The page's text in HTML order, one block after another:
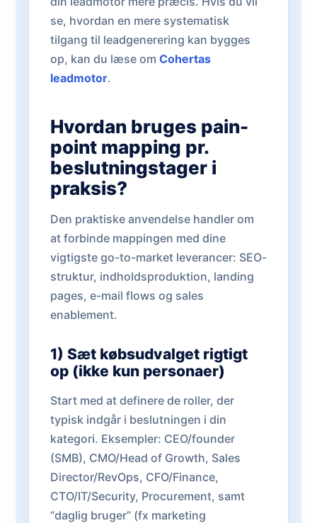
se, hvordan en mere systematisk
tilgang til leadgenerering kan bygges
op, kan du læse om Cohertas
leadmotor.
Hvordan bruges pain-
point mapping pr.
beslutningstager i
praksis?
Den praktiske anvendelse handler om
at forbinde mappingen med dine
vigtigste go-to-market leverancer: SEO-
struktur, indholdsproduktion, landing
pages, e-mail flows og sales
enablement.
1) Sæt købsudvalget rigtigt
op (ikke kun personaer)
Start med at definere de roller, der
typisk indgår i beslutningen i din
kategori. Eksempler: CEO/founder
(SMB), CMO/Head of Growth, Sales
Director/RevOps, CFO/Finance,
CTO/IT/Security, Procurement, samt
“daglig bruger” (fx marketing